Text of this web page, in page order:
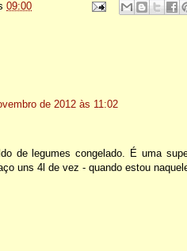
09:00
de 2012 às 11:02
de legumes congelado. É uma
uns 4l de vez - quando estou